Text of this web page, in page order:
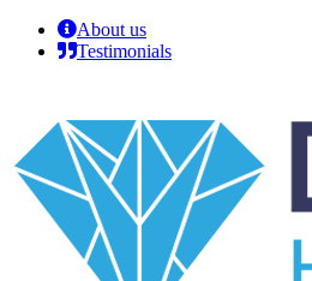
About us
Testimonials